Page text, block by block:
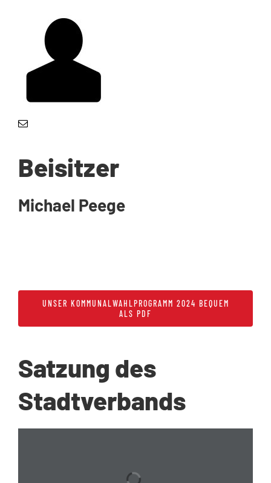
Beisitzer
Michael Peege
UNSER KOMMUNALWAHLPROGRAMM 2024 BEQUEM
ALS PDF
Satzung des
Stadtverbands